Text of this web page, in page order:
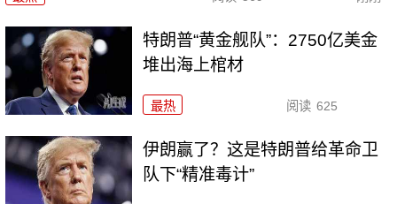
特朗普“黄金舰队”：2750亿美金
堆出海上棺材
最热 阅读 625
伊朗赢了？这是特朗普给革命卫
队下“精准毒计”